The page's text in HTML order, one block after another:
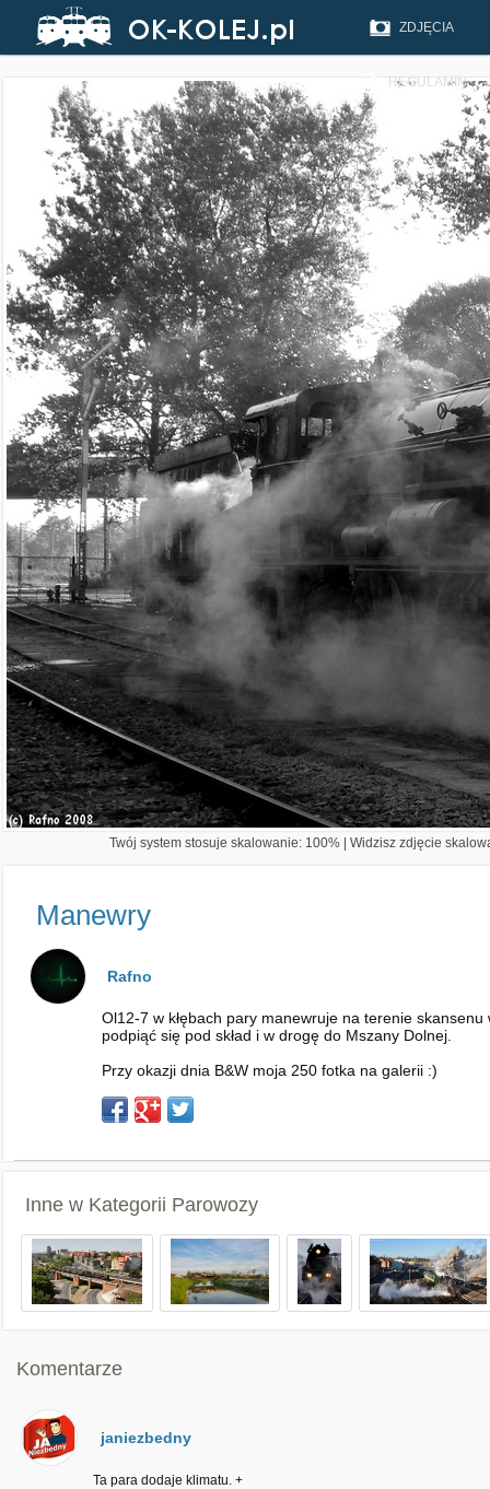
ZDJĘCIA
REGULAMIN
Twój system stosuje skalowanie: 100% | Widzisz zdjęcie
Manewry
Rafno
Ol12-7 w kłębach pary manewruje na terenie
podpiąć się pod skład i w drogę do Mszany Dolnej.
Przy okazji dnia B&W moja 250 fotka na galerii :)
Inne w Kategorii Parowozy
Komentarze
janiezbedny
Ta para dodaje klimatu. +